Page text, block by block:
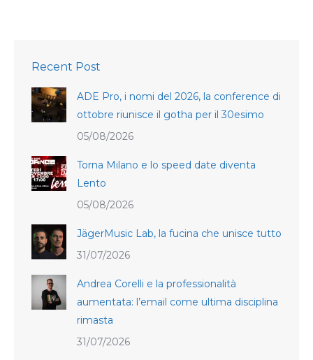
Recent Post
ADE Pro, i nomi del 2026, la conference di
ottobre riunisce il gotha per il 30esimo
05/08/2026
Torna Milano e lo speed date diventa
Lento
05/08/2026
JägerMusic Lab, la fucina che unisce tutto
31/07/2026
Andrea Corelli e la professionalità
aumentata: l’email come ultima disciplina
rimasta
31/07/2026